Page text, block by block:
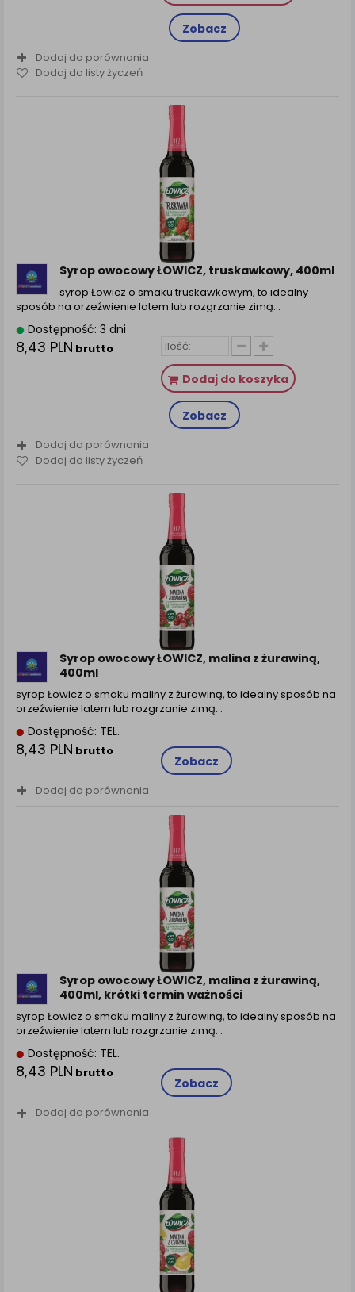
Zobacz
Dodaj do porównania
Dodaj do listy życzeń
Syrop owocowy ŁOWICZ, truskawkowy, 400ml
syrop Łowicz o smaku truskawkowym, to idealny
sposób na orzeźwienie latem lub rozgrzanie zimą…
Dostępność: 3 dni
8,43 PLN brutto
Dodaj do koszyka
Zobacz
Dodaj do porównania
Dodaj do listy życzeń
Syrop owocowy ŁOWICZ, malina z żurawiną,
400ml
syrop Łowicz o smaku maliny z żurawiną, to idealny sposób na
orzeźwienie latem lub rozgrzanie zimą…
Dostępność: TEL.
8,43 PLN brutto
Zobacz
Dodaj do porównania
Syrop owocowy ŁOWICZ, malina z żurawiną,
400ml, krótki termin ważności
syrop Łowicz o smaku maliny z żurawiną, to idealny sposób na
orzeźwienie latem lub rozgrzanie zimą…
Dostępność: TEL.
8,43 PLN brutto
Zobacz
Dodaj do porównania